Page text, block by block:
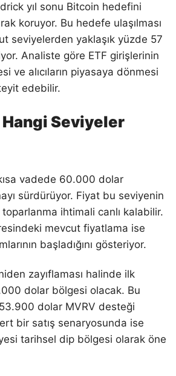
yıl sonu Bitcoin hedefini
koruyor. Bu hedefe ulaşılması
seviyelerden yaklaşık yüzde 57
Analiste göre ETF girişlerinin
ve alıcıların piyasaya dönmesi
edebilir.
Seviyeler
vadede 60.000 dolar
sürdürüyor. Fiyat bu seviyenin
ihtimali canlı kalabilir.
mevcut fiyatlama ise
başladığını gösteriyor.
zayıflaması halinde ilk
dolar bölgesi olacak. Bu
dolar MVRV desteği
bir satış senaryosunda ise
tarihsel dip bölgesi olarak öne